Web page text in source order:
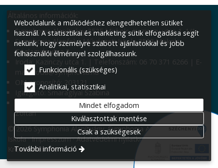
Általános információk:
Symphonia Alapítvány 3525 Miskolc, Kazinczy utca 1. 1/1
Symphonia Alapfokú Művészeti Iskola 3533 Miskolc,
Téglagyár utca 3.
Iroda: Kazinczy utca 1. | Telefonszám: 06 70 371 6266 | E-
mail: iroda@symphonia.hu
OM azonosító: 203121
Igazgató: Smaraglyai Szabina
Igazgatóhelyettesek: Erdei Tícia, Nagy Krisztina, Váradi
Zoltán
© 2026 Symphonia Alapítvány, Symphonia Alapfokú Művészeti
Iskola Impresszum Adatvédelmi nyilatkozat Süti beállítások
Kreatív website
Weboldalunk a működéshez elengedhetetlen sütiket
használ. A statisztikai és marketing sütik elfogadása segít
nekünk, hogy személyre szabott ajánlatokkal és jobb
felhasználói élménnyel szolgálhassunk.
Funkcionális (szükséges)
Analitikai, statisztikai
Mindet elfogadom
Kiválasztottak mentése
Csak a szükségesek
További információ